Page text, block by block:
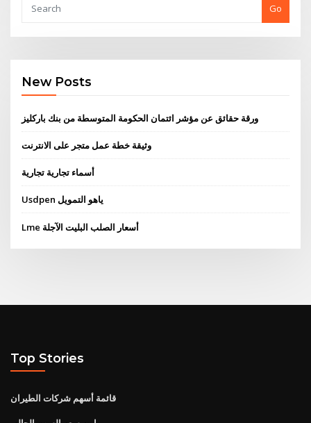
Go
New Posts
ورقة حقائق عن مؤشر ائتمان الحكومة المتوسطة من بنك باركليز
وثيقة خطة عمل متجر على الانترنت
أسماء تجارية تجارية
Usdpen ياهو التمويل
Lme أسعار الصلب البليت الآجلة
Top Stories
قائمة أسهم شركات الطيران